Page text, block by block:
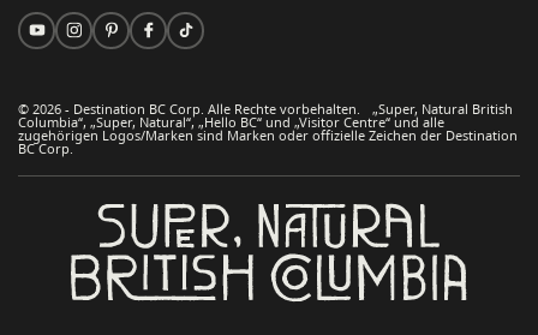
© 2026 - Destination BC Corp. Alle Rechte vorbehalten. „Super, Natural British
Columbia“, „Super, Natural“, „Hello BC“ und „Visitor Centre“ und alle
zugehörigen Logos/Marken sind Marken oder offizielle Zeichen der Destination
BC Corp.